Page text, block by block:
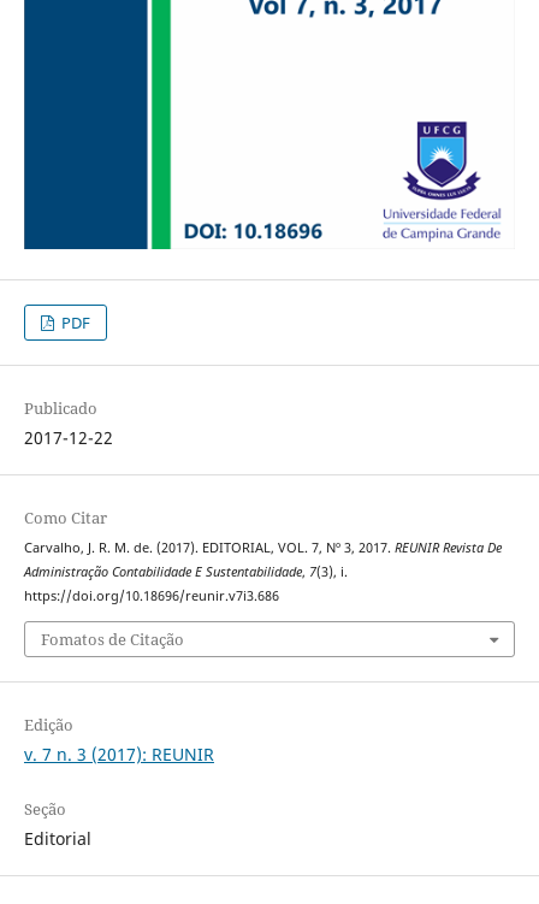
PDF
Publicado
2017-12-22
Como Citar
Carvalho, J. R. M. de. (2017). EDITORIAL, VOL. 7, Nº 3, 2017. REUNIR Revista De
Administração Contabilidade E Sustentabilidade, 7(3), i.
https://doi.org/10.18696/reunir.v7i3.686
Fomatos de Citação
Edição
v. 7 n. 3 (2017): REUNIR
Seção
Editorial